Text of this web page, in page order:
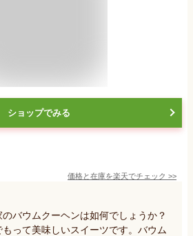
ショップでみる
価格と在庫を楽天でチェック >>
バウムクーヘンは如何でしょうか？
って美味しいスイーツです。バウム